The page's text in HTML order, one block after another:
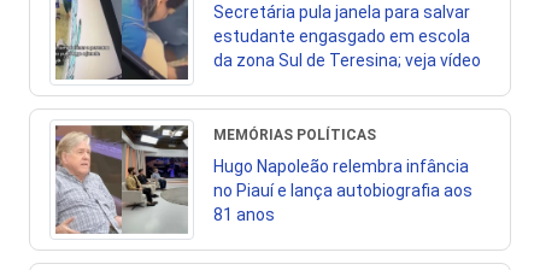
Secretária pula janela para salvar
estudante engasgado em escola
da zona Sul de Teresina; veja vídeo
MEMÓRIAS POLÍTICAS
Hugo Napoleão relembra infância
no Piauí e lança autobiografia aos
81 anos